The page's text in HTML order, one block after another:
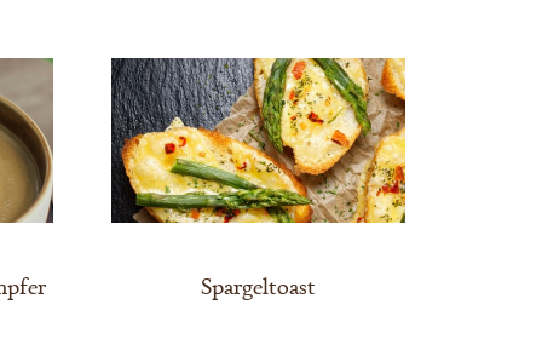
Spargeltoast